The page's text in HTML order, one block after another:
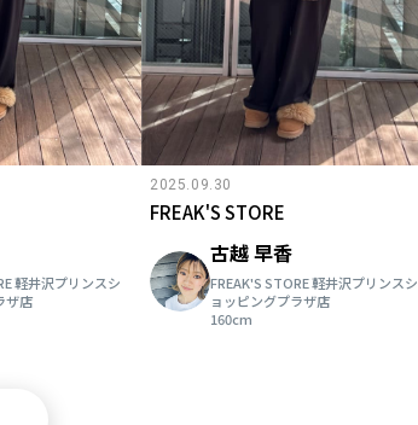
軽井沢プリンスシ
ザ店
2025.09.30
FREAK'S STORE
古越 早香
FREAK'S STORE 軽井沢プリンスシ
ョッピングプラザ店
160cm